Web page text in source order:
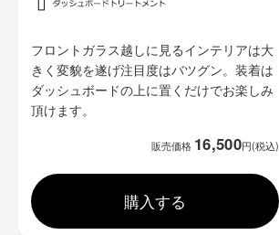
フロントガラス越しに見るインテリアは大
きく変貌を遂げ注目度はバツグン。装着は
ダッシュボードの上に置くだけでお楽しみ
頂けます。
販売価格 16,500円(税込)
購入する